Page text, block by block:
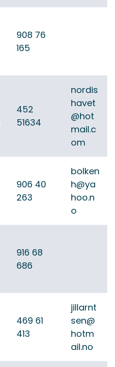
908 76
165
452
51634
nordis
havet
@hot
mail.c
om
906 40
263
bolken
h@ya
hoo.n
o
916 68
686
469 61
413
jillarnt
sen@
hotm
ail.no